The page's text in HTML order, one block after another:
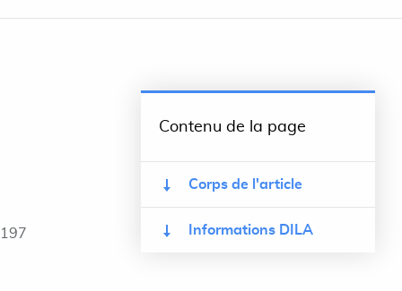
Contenu de la page
Corps de l'article
Informations DILA